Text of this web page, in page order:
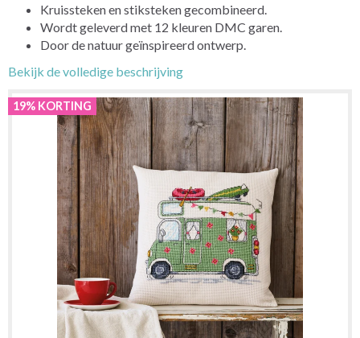
Kruissteken en stiksteken gecombineerd.
Wordt geleverd met 12 kleuren DMC garen.
Door de natuur geïnspireerd ontwerp.
Bekijk de volledige beschrijving
19% KORTING